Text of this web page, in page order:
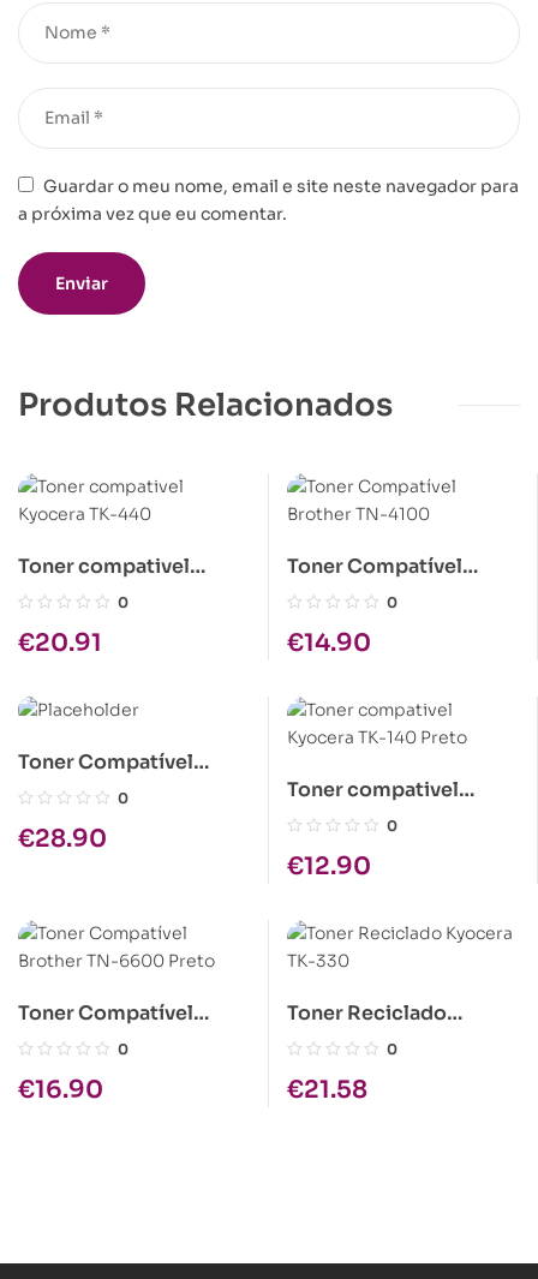
Guardar o meu nome, email e site neste navegador para
a próxima vez que eu comentar.
Produtos Relacionados
Toner compativel
Kyocera TK-440
0
€20.91
Toner Compatível
Brother TN-4100
0
€14.90
Toner Compatível
Epson C1100 Ciano Alta
0
€28.90
Toner compativel
Kyocera TK-140 Preto
0
€12.90
Toner Compatível
Brother TN-6600 Preto
0
€16.90
Toner Reciclado
Kyocera TK-330
0
€21.58